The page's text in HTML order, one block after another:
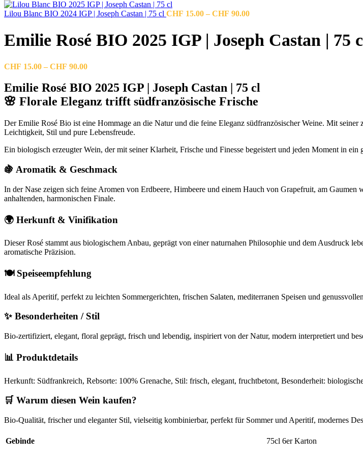
Lilou Blanc BIO 2024 IGP | Joseph Castan | 75 cl CHF 15.00 – CHF 90.00Preisspanne:
CHF 90.00
Emilie Rosé BIO 2025 IGP | Joseph Castan | 75
CHF 15.00 – CHF 90.00Preisspanne:
bis
CHF 90.00
Emilie Rosé BIO 2025 IGP | Joseph Castan | 75 cl
🌸 Florale Eleganz trifft südfranzösische Frische
Der Emilie Rosé Bio ist eine Hommage an die Natur und die feine Eleganz südfranzösischer Weine. Mit
Leichtigkeit, Stil und pure Lebensfreude.
Ein biologisch erzeugter Wein, der mit seiner Klarheit, Frische und Finesse begeistert und jeden Moment in ein
🍇 Aromatik & Geschmack
In der Nase zeigen sich feine Aromen von Erdbeere, Himbeere und einem Hauch von Grapefruit, am
anhaltenden, harmonischen Finale.
🌍 Herkunft & Vinifikation
Dieser Rosé stammt aus biologischem Anbau, geprägt von einer naturnahen Philosophie und dem Ausdruck
aromatische Präzision.
🍽️ Speiseempfehlung
Ideal als Aperitif, perfekt zu leichten Sommergerichten, frischen Salaten, mediterranen Speisen und
✨ Besonderheiten / Stil
Bio-zertifiziert, elegant, floral geprägt, frisch und lebendig, inspiriert von der Natur, modern interpretiert und
📊 Produktdetails
Herkunft: Südfrankreich, Rebsorte: 100% Grenache, Stil: frisch, elegant, fruchtbetont, Besonderheit:
🛒 Warum diesen Wein kaufen?
Bio-Qualität, frischer und eleganter Stil, vielseitig kombinierbar, perfekt für Sommer und Aperitif, modernes
Gebinde 75cl 6er Karton